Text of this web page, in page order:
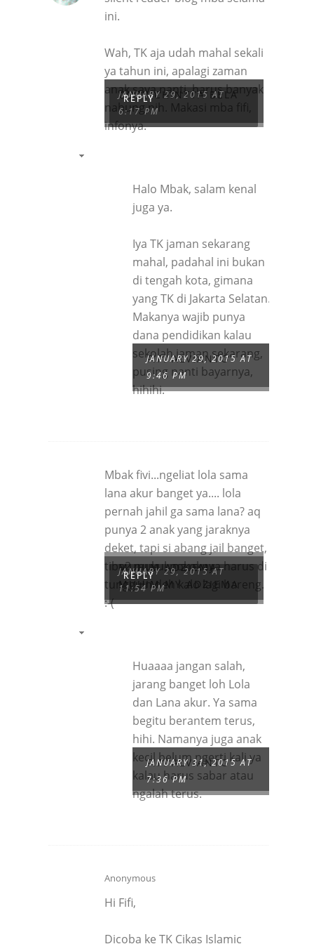
CORY CHINTYA BELA
JANUARY 29, 2015 AT
6:17 PM
ini.
Wah, TK aja udah mahal sekali
ya tahun ini, apalagi zaman
anak saya nanti. harus banyak
nabung nih. Makasi mba fifi,
infonya.
REPLY
FIFI ALVIANTO
JANUARY 29, 2015 AT
9:46 PM
Halo Mbak, salam kenal
juga ya.
Iya TK jaman sekarang
mahal, padahal ini bukan
di tengah kota, gimana
yang TK di Jakarta Selatan.
Makanya wajib punya
dana pendidikan kalau
sekolah jaman sekarang,
pusing nanti bayarnya,
hihihi.
MUHIM ADZIEMA
MUHIM MY ADZIEMA
JANUARY 29, 2015 AT
11:54 PM
Mbak fivi...ngeliat lola sama
lana akur banget ya.... lola
pernah jahil ga sama lana? aq
punya 2 anak yang jaraknya
deket, tapi si abang jail banget,
tiba2 mukul pokoknya harus di
tungguin deh kalo lagi bareng.
:-(
REPLY
FIFI ALVIANTO
JANUARY 31, 2015 AT
7:36 PM
Huaaaa jangan salah,
jarang banget loh Lola
dan Lana akur. Ya sama
begitu berantem terus,
hihi. Namanya juga anak
kecil belum ngerti kali ya
kalau harus sabar atau
ngalah terus.
Anonymous
Hi Fifi,
Dicoba ke TK Cikas Islamic